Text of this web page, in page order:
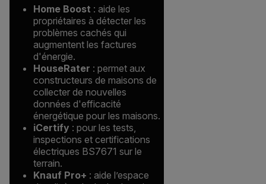
Home Boost : aide les
propriétaires à détecter les
problèmes cachés qui
augmentent les factures
d'énergie.
HouseRater : permet aux
constructeurs de maisons de
collecter de nouvelles
données d'efficacité
énergétique pour les maisons.
iCertify : pour les tests,
inspections et certifications
électriques BS7671 sur le
terrain.
Knauf Pro+ : aide l’espace